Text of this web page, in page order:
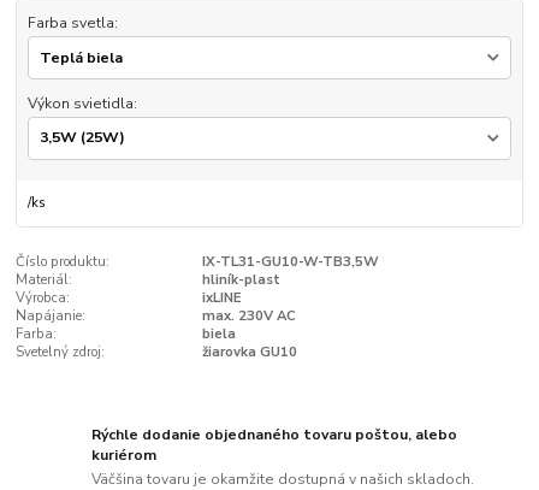
Farba svetla:
Výkon svietidla:
/ks
Číslo produktu:
IX-TL31-GU10-W-TB3,5W
Materiál:
hliník-plast
Výrobca:
ixLINE
Napájanie:
max. 230V AC
Farba:
biela
Svetelný zdroj:
žiarovka GU10
Rýchle dodanie objednaného tovaru poštou, alebo
kuriérom
Väčšina tovaru je okamžite dostupná v našich skladoch.